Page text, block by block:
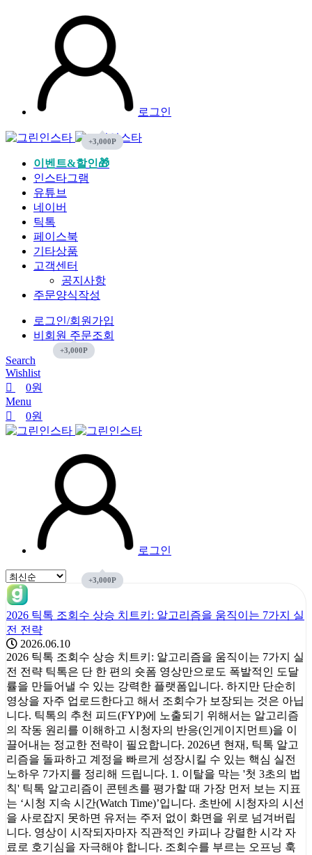
로그인
이벤트&할인🎁
인스타그램
유튜브
네이버
틱톡
페이스북
기타상품
고객센터
공지사항
주문양식작성
로그인/회원가입
비회원 주문조회
Search
Wishlist
0원
Menu
0원
로그인
2026 틱톡 조회수 상승 치트키: 알고리즘을 움직이는 7가지 실
전 전략
2026.06.10
2026 틱톡 조회수 상승 치트키: 알고리즘을 움직이는 7가지 실
전 전략 틱톡은 단 한 편의 숏폼 영상만으로도 폭발적인 도달
률을 만들어낼 수 있는 강력한 플랫폼입니다. 하지만 단순히
영상을 자주 업로드한다고 해서 조회수가 보장되는 것은 아닙
니다. 틱톡의 추천 피드(FYP)에 노출되기 위해서는 알고리즘
의 작동 원리를 이해하고 시청자의 반응(인게이지먼트)을 이
끌어내는 정교한 전략이 필요합니다. 2026년 현재, 틱톡 알고
리즘을 돌파하고 계정을 빠르게 성장시킬 수 있는 핵심 실전
노하우 7가지를 정리해 드립니다. 1. 이탈을 막는 '첫 3초의 법
칙' 틱톡 알고리즘이 콘텐츠를 평가할 때 가장 먼저 보는 지표
는 ‘시청 지속 시간(Watch Time)’입니다. 초반에 시청자의 시선
을 사로잡지 못하면 유저는 주저 없이 화면을 위로 넘겨버립
니다. 영상이 시작되자마자 직관적인 카피나 강렬한 시각 자
료로 호기심을 자극해야 합니다. 조회수를 부르는 오프닝 훅